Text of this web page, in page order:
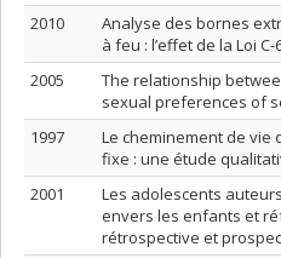
2010
Analyse des bornes
à feu : l’effet de la Loi
2005
The relationship
sexual preferences of
1997
Le cheminement de vie
fixe : une étude
2001
Les adolescents
envers les enfants et
rétrospective et